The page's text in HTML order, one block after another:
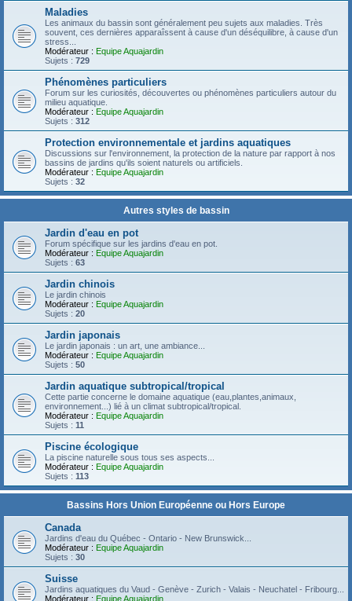
Maladies
Les animaux du bassin sont généralement peu sujets aux maladies. Très
souvent, ces dernières apparaîssent à cause d'un déséquilibre, à cause d'un
stress...
Modérateur : Equipe Aquajardin
Sujets : 729
Phénomènes particuliers
Forum sur les curiosités, découvertes ou phénomènes particuliers autour du
milieu aquatique.
Modérateur : Equipe Aquajardin
Sujets : 312
Protection environnementale et jardins aquatiques
Discussions sur l'environnement, la protection de la nature par rapport à nos
bassins de jardins qu'ils soient naturels ou artificiels.
Modérateur : Equipe Aquajardin
Sujets : 32
Autres styles de bassin
Jardin d'eau en pot
Forum spécifique sur les jardins d'eau en pot.
Modérateur : Equipe Aquajardin
Sujets : 63
Jardin chinois
Le jardin chinois
Modérateur : Equipe Aquajardin
Sujets : 20
Jardin japonais
Le jardin japonais : un art, une ambiance...
Modérateur : Equipe Aquajardin
Sujets : 50
Jardin aquatique subtropical/tropical
Cette partie concerne le domaine aquatique (eau,plantes,animaux,
environnement...) lié à un climat subtropical/tropical.
Modérateur : Equipe Aquajardin
Sujets : 11
Piscine écologique
La piscine naturelle sous tous ses aspects...
Modérateur : Equipe Aquajardin
Sujets : 113
Bassins Hors Union Européenne ou Hors Europe
Canada
Jardins d'eau du Québec - Ontario - New Brunswick...
Modérateur : Equipe Aquajardin
Sujets : 30
Suisse
Jardins aquatiques du Vaud - Genève - Zurich - Valais - Neuchatel - Fribourg...
Modérateur : Equipe Aquajardin